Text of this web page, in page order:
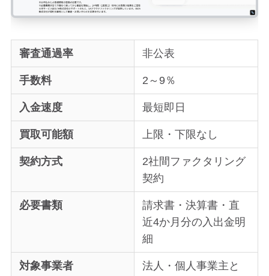
審査通過率 非公表
手数料 2～9％
入金速度 最短即日
買取可能額 上限・下限なし
契約方式
2社間ファクタリング
契約
必要書類
請求書・決算書・直
近4か月分の入出金明
細
対象事業者
法人・個人事業主と